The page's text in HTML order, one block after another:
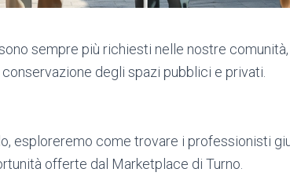
sempre più richiesti nelle nostre
conservazione degli spazi pubblici e privati.
esploreremo come trovare i professionisti
offerte dal Marketplace di Turno.